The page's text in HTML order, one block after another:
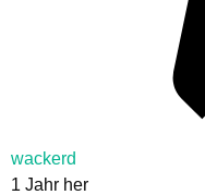
wackerd
1 Jahr her